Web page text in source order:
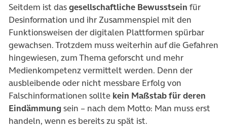
Seitdem ist dasgesellschaftliche Bewusstsein für
Desinformation und ihr Zusammenspiel mit den
Funktionsweisen der digitalen Plattformen spürbar
gewachsen. Trotzdem muss weiterhin auf die Gefahren
hingewiesen, zum Thema geforscht und mehr
Medienkompetenz vermittelt werden. Denn der
ausbleibende oder nicht messbare Erfolg von
Falschinformationen sollte kein Maßstab für deren
Eindämmung sein – nach dem Motto: Man muss erst
handeln, wenn es bereits zu spät ist.